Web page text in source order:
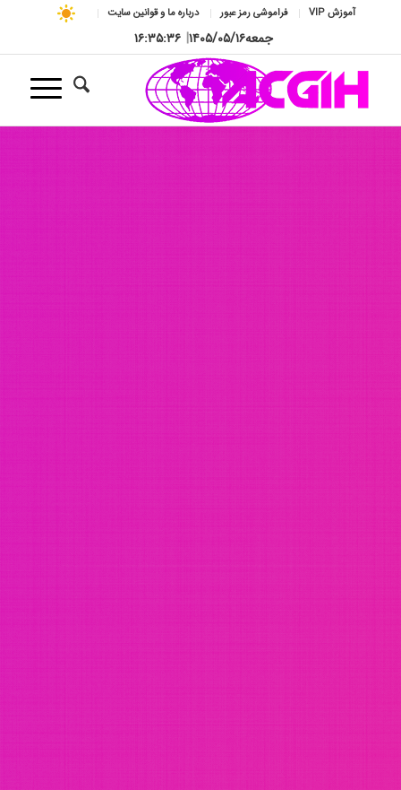
آموزش VIP فراموشی رمز عبور درباره ما و قوانین سایت
جمعه۱۴۰۵/۰۵/۱۶| ۱۶:۳۵:۳۸